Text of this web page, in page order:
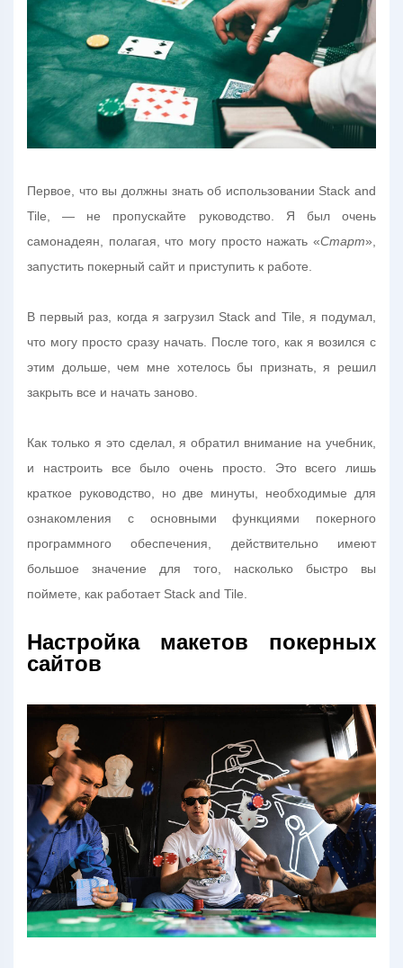
Первое, что вы должны знать об использовании Stack and
Tile, — не пропускайте руководство. Я был очень
самонадеян, полагая, что могу просто нажать «Старт»,
запустить покерный сайт и приступить к работе.
В первый раз, когда я загрузил Stack and Tile, я подумал,
что могу просто сразу начать. После того, как я возился с
этим дольше, чем мне хотелось бы признать, я решил
закрыть все и начать заново.
Как только я это сделал, я обратил внимание на учебник,
и настроить все было очень просто. Это всего лишь
краткое руководство, но две минуты, необходимые для
ознакомления с основными функциями покерного
программного обеспечения, действительно имеют
большое значение для того, насколько быстро вы
поймете, как работает Stack and Tile.
Настройка макетов покерных
сайтов